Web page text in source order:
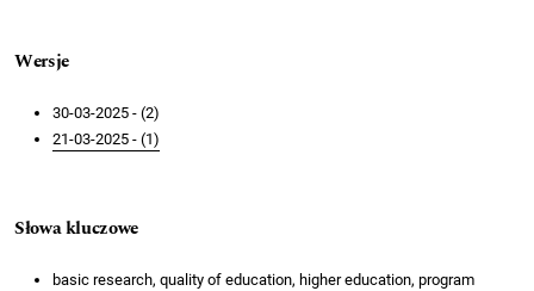
Wersje
30-03-2025 - (2)
21-03-2025 - (1)
Słowa kluczowe
basic research, quality of education, higher education, program